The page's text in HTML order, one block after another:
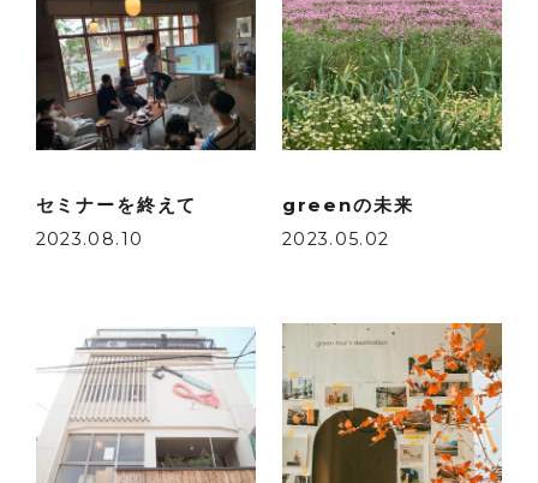
セミナーを終えて
2023.08.10
greenの未来
2023.05.02